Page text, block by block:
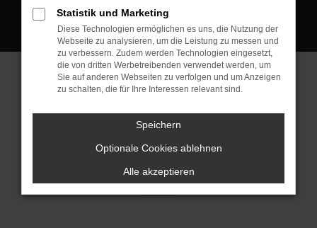
Mail: fj@jakob-trading.com
Cookie Einstellungen
© 2026 Jakob Trading GmbH | Neustädter Straße 1 | DE-08223
Neustadt/Vogtland | fj@jakob-trading.com | Webdesign by audaris.de
Statistik und Marketing
Diese Technologien ermöglichen es uns, die Nutzung der
Webseite zu analysieren, um die Leistung zu messen und
zu verbessern. Zudem werden Technologien eingesetzt,
die von dritten Werbetreibenden verwendet werden, um
Sie auf anderen Webseiten zu verfolgen und um Anzeigen
zu schalten, die für Ihre Interessen relevant sind.
Speichern
Optionale Cookies ablehnen
Alle akzeptieren